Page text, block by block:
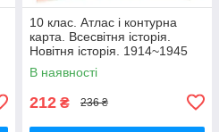
10 клас. Атлас і контурна
карта. Всесвітня історія.
Новітня історія. 1914~1945
рр., Картографія
В наявності
212 ₴ 236 ₴